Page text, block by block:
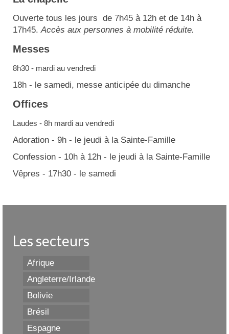
Ouverte tous les jours de 7h45 à 12h et de 14h à
17h45.Accès aux personnes à mobilité réduite.
Messes
8h30 - mardi au vendredi
18h - le samedi, messe anticipée du dimanche
Offices
Laudes - 8h mardi au vendredi
Adoration - 9h - le jeudi à la Sainte-Famille
Confession - 10h à 12h - le jeudi à la Sainte-Famille
Vêpres - 17h30 - le samedi
Les secteurs
Afrique
Angleterre/Irlande
Bolivie
Brésil
Espagne